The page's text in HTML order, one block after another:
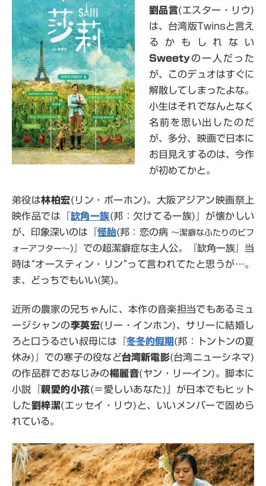
劉品言(エスター・リウ)
は、台湾版Twinsと言え
るかもしれない
Sweetyの一人だった
が、このデュオはすぐに
解散してしまったよな。
小生はそれでなんとなく
名前を思い出したのだ
が、多分、映画で日本に
お目見えするのは、今作
が初めてかと。
弟役は林柏宏(リン・ボーホン)。大阪アジアン映画祭上
映作品では『缼角一族(邦：欠けてる一族)』が懐かしい
が、印象深いのは『怪胎(邦：恋の病～潔癖なふたりのビフ
ォーアフター～)』での超潔癖症な主人公。『缼角一族』当
時は“オースティン・リン”って言われてたと思うが…。
ま、どっちでもいい(笑)。
近所の農家の兄ちゃんに、本作の音楽担当でもあるミュ
ージシャンの李英宏(リー・インホン)、サリーに結婚し
ろと口うるさい叔母には『冬冬的假期 (邦：トントンの夏
休み)』での寒子の役など台湾新電影(台湾ニューシネマ)
の作品群でおなじみの楊麗音(ヤン・リーイン)。脚本に
小説『親愛的小孩(＝愛しいあなた)」が日本でもヒット
した劉梓潔(エッセイ・リウ)と、いいメンバーで固めら
れている。